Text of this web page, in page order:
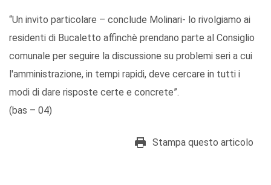
“Un invito particolare – conclude Molinari- lo rivolgiamo ai
residenti di Bucaletto affinchè prendano parte al Consiglio
comunale per seguire la discussione su problemi seri a cui
l'amministrazione, in tempi rapidi, deve cercare in tutti i
modi di dare risposte certe e concrete”.
(bas – 04)
Stampa questo articolo